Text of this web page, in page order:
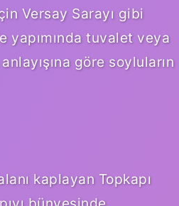
Versay Sarayı gibi
yapımında tuvalet veya
göre soyluların
kaplayan Topkapı